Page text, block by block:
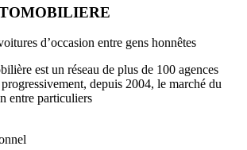
d’occasion entre gens honnêtes
est un réseau de plus de 100 agences
depuis 2004, le marché du
entre particuliers